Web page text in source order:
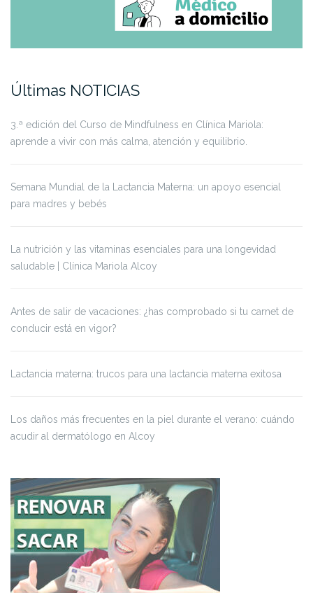
Últimas NOTICIAS
3.ª edición del Curso de Mindfulness en Clínica Mariola:
aprende a vivir con más calma, atención y equilibrio.
Semana Mundial de la Lactancia Materna: un apoyo esencial
para madres y bebés
La nutrición y las vitaminas esenciales para una longevidad
saludable | Clínica Mariola Alcoy
Antes de salir de vacaciones: ¿has comprobado si tu carnet de
conducir está en vigor?
Lactancia materna: trucos para una lactancia materna exitosa
Los daños más frecuentes en la piel durante el verano: cuándo
acudir al dermatólogo en Alcoy